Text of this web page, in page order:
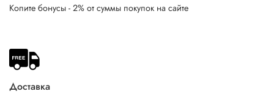
Копите бонусы - 2% от суммы покупок на сайте
Доставка